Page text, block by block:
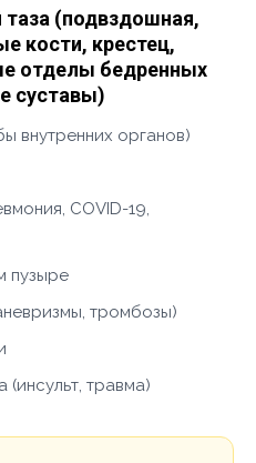
таза (подвздошная,
кости, крестец,
отделы бедренных
суставы)
внутренних органов)
COVID-19,
пузыре
тромбозы)
(инсульт, травма)